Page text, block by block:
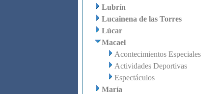
Lubrín
Lucainena de las Torres
Lúcar
Macael
Acontecimientos Especiales
Actividades Deportivas
Espectáculos
María